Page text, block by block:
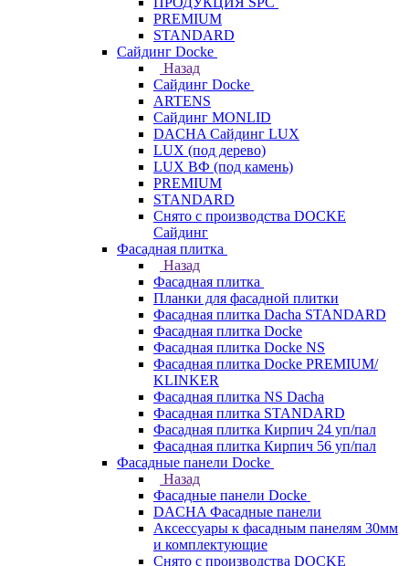
PREMIUM
STANDARD
Сайдинг Docke
Назад
Сайдинг Docke
ARTENS
Cайдинг MONLID
DACHA Сайдинг LUX
LUX (под дерево)
LUX ВФ (под камень)
PREMIUM
STANDARD
Снято с производства DOCKE
Сайдинг
Фасадная плитка
Назад
Фасадная плитка
Планки для фасадной плитки
Фасадная плитка Dacha STANDARD
Фасадная плитка Docke
Фасадная плитка Docke NS
Фасадная плитка Docke PREMIUM/
KLINKER
Фасадная плитка NS Dacha
Фасадная плитка STANDARD
Фасадная плитка Кирпич 24 уп/пал
Фасадная плитка Кирпич 56 уп/пал
Фасадные панели Docke
Назад
Фасадные панели Docke
DACHA Фасадные панели
Аксессуары к фасадным панелям 30мм
и комплектующие
Снято с производства DOCKE